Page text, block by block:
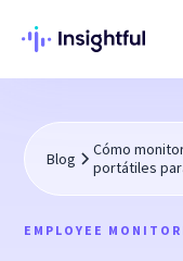
Blog
Cómo
portátiles
EMPLOYEE